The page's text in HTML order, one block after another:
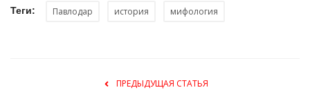
Теги: Павлодар история мифология
ПРЕДЫДУЩАЯ СТАТЬЯ